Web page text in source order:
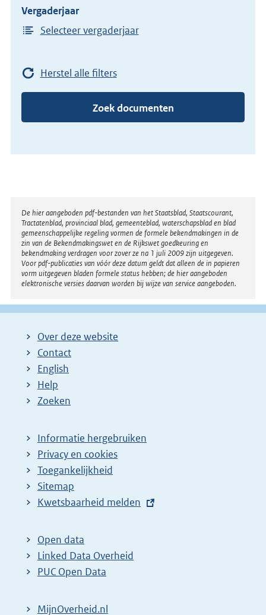
Vergaderjaar
Selecteer vergaderjaar
Herstel alle filters
Zoek documenten
Disclaimer
De hier aangeboden pdf-bestanden van het Staatsblad, Staatscourant,
Tractatenblad, provinciaal blad, gemeenteblad, waterschapsblad en blad
gemeenschappelijke regeling vormen de formele bekendmakingen in de
zin van de Bekendmakingswet en de Rijkswet goedkeuring en
bekendmaking verdragen voor zover ze na 1 juli 2009 zijn uitgegeven.
Voor pdf-publicaties van vóór deze datum geldt dat alleen de in papieren
vorm uitgegeven bladen formele status hebben; de hier aangeboden
elektronische versies daarvan worden bij wijze van service aangeboden.
Over deze website
Contact
English
Help
Zoeken
Informatie hergebruiken
Privacy en cookies
Toegankelijkheid
Sitemap
E
t
e
r
Kwetsbaarheid melden
Open data
Linked Data Overheid
PUC Open Data
MijnOverheid.nl